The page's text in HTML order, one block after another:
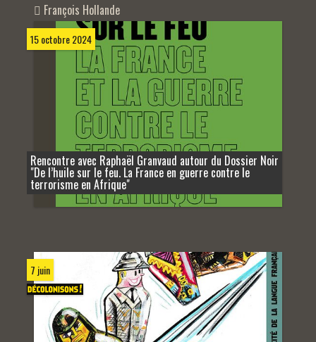
François Hollande
15 octobre 2024
Rencontre avec Raphaël Granvaud autour du Dossier Noir
"De l’huile sur le feu. La France en guerre contre le
terrorisme en Afrique"
7 juin